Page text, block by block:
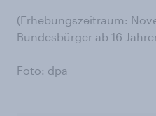
(Erhebungszeitraum:
Bundesbürger ab 16
Foto: dpa